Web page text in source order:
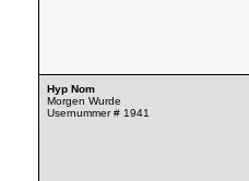
Hyp Nom
Morgen Wurde
Usernummer # 1941